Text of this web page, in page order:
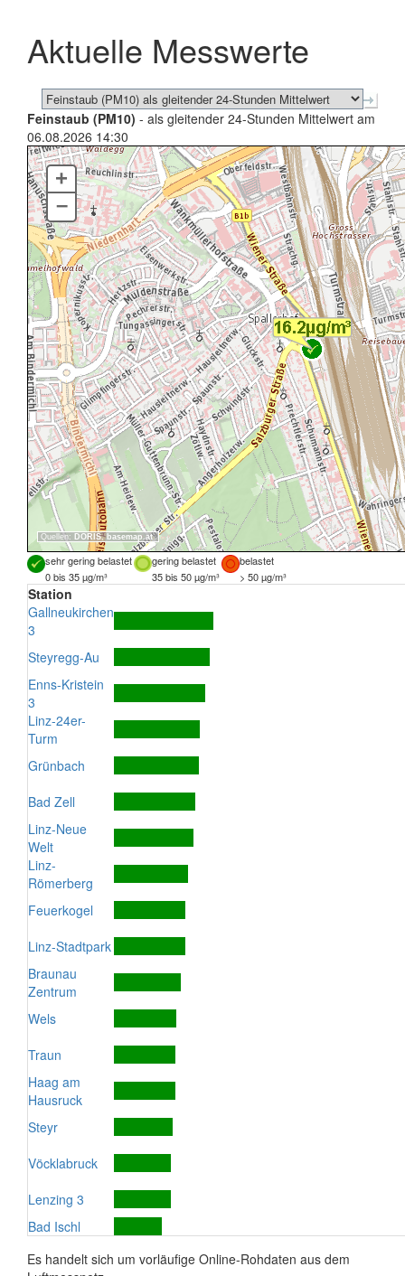
schließen
Aktuelle Messwerte
Feinstaub (PM10) - als gleitender 24-Stunden Mittelwert am
06.08.2026 14:30
Quellen: DORIS, basemap.at
+
–
sehr gering belastet gering belastet
belastet
0 bis 35 µg/m³
35 bis 50 µg/m³ > 50 µg/m³
Station
Gallneukirchen
3
Steyregg-Au
Enns-Kristein
3
Linz-24er-
Turm
Grünbach
Bad Zell
Linz-Neue
Welt
Linz-
Römerberg
Feuerkogel
Linz-Stadtpark
Braunau
Zentrum
Wels
Traun
Haag am
Hausruck
Steyr
Vöcklabruck
Lenzing 3
Bad Ischl
Es handelt sich um vorläufige Online-Rohdaten aus dem